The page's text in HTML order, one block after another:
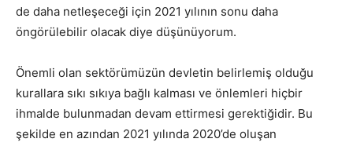
de daha netleşeceği için 2021 yılının sonu daha
öngörülebilir olacak diye düşünüyorum.
Önemli olan sektörümüzün devletin belirlemiş olduğu
kurallara sıkı sıkıya bağlı kalması ve önlemleri hiçbir
ihmalde bulunmadan devam ettirmesi gerektiğidir. Bu
şekilde en azından 2021 yılında 2020’de oluşan